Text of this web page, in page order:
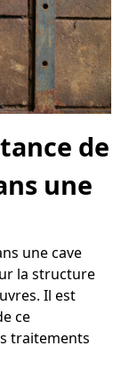
de
une
une cave
la structure
Il est
ce
traitements